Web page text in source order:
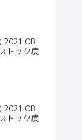
2021 OB
トック度
2021 OB
トック度